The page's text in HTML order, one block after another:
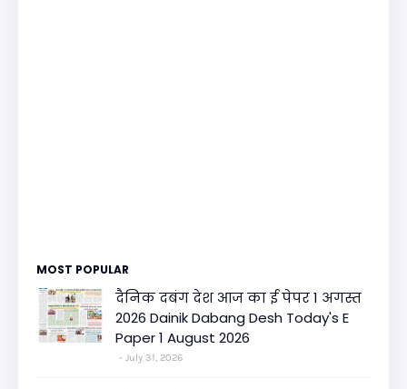
MOST POPULAR
दैनिक दबंग देश आज का ई पेपर 1 अगस्त
2026 Dainik Dabang Desh Today's E
Paper 1 August 2026
July 31, 2026